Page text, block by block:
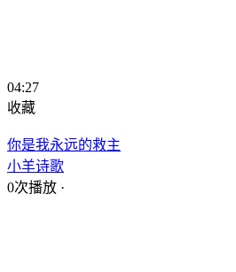
04:27
收藏
你是我永远的救主
小羊诗歌
0次播放 ·